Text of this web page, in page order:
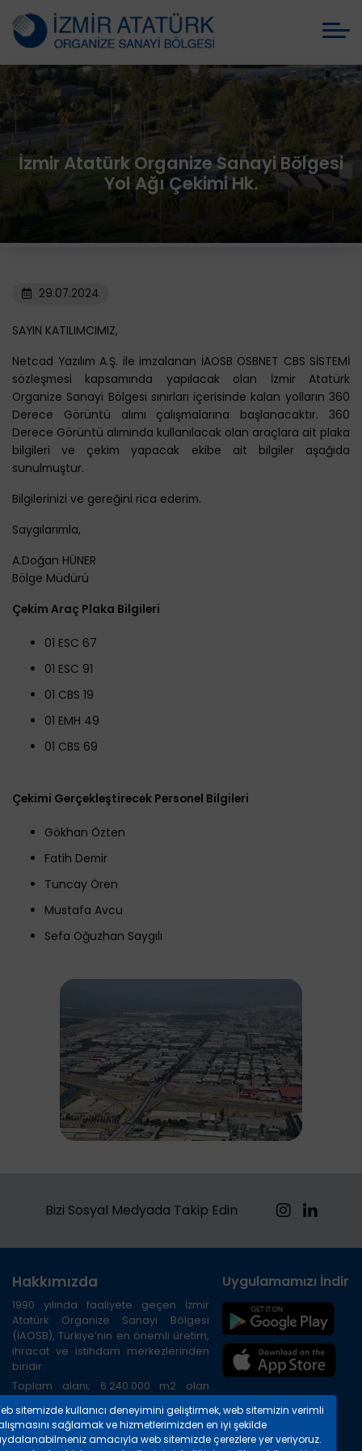
İzmir Atatürk Organize Sanayi Bölgesi
Yol Ağı Çekimi Hk.
29.07.2024
SAYIN KATILIMCIMIZ,
Netcad Yazılım A.Ş. ile imzalanan İAOSB OSBNET CBS SİSTEMİ
sözleşmesi kapsamında yapılacak olan İzmir Atatürk
Organize Sanayi Bölgesi sınırları içerisinde kalan yolların 360
Derece Görüntü alımı çalışmalarına başlanacaktır. 360
Derece Görüntü alımında kullanılacak olan araçlara ait plaka
bilgileri ve çekim yapacak ekibe ait bilgiler aşağıda
sunulmuştur.
Bilgilerinizi ve gereğini rica ederim.
Saygılarımla,
A.Doğan HÜNER
Bölge Müdürü
Çekim Araç Plaka Bilgileri
01 ESC 67
01 ESC 91
01 CBS 19
01 EMH 49
01 CBS 69
Çekimi Gerçekleştirecek Personel Bilgileri
Gökhan Özten
Fatih Demir
Tuncay Ören
Mustafa Avcu
Sefa Oğuzhan Saygılı
Bizi Sosyal Medyada Takip Edin
Hakkımızda
1990 yılında faaliyete geçen İzmir
Atatürk Organize Sanayi Bölgesi
(İAOSB), Türkiye’nin en önemli üretim,
ihracat ve istihdam merkezlerinden
biridir.
Toplam alanı; 6.240.000 m2 olan
Limanına 20 km, Havalimanına 45 km,
TIR gümrüğüne 8 km. uzaklıktadır.
Bölgenin çevre yolu ile havalimanı,
Uygulamamızı İndirin
sitemizde kullanıcı deneyimini geliştirmek, web sitemizin verimli
sağlamak ve hizmetlerimizden en iyi şekilde
amacıyla web sitemizde çerezlere yer veriyoruz.